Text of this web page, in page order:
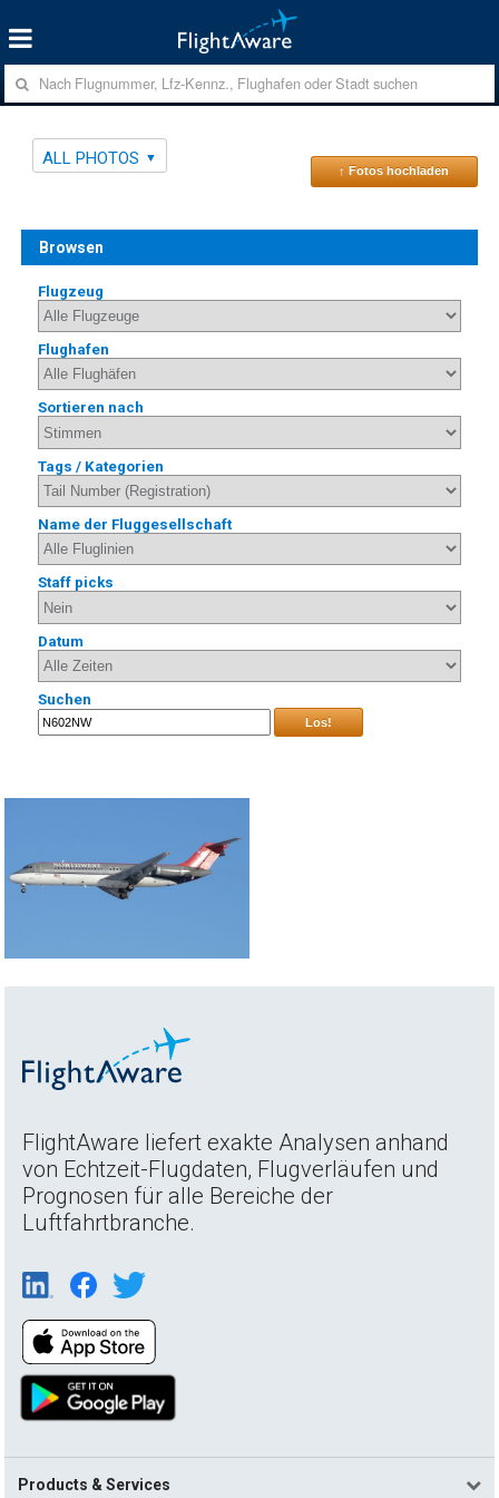
ALL PHOTOS
↑ Fotos hochladen
Browsen
Flugzeug
Flughafen
Sortieren nach
Tags / Kategorien
Name der Fluggesellschaft
Staff picks
Datum
Suchen
Los!
FlightAware liefert exakte Analysen anhand
von Echtzeit-Flugdaten, Flugverläufen und
Prognosen für alle Bereiche der
Luftfahrtbranche.
Products & Services